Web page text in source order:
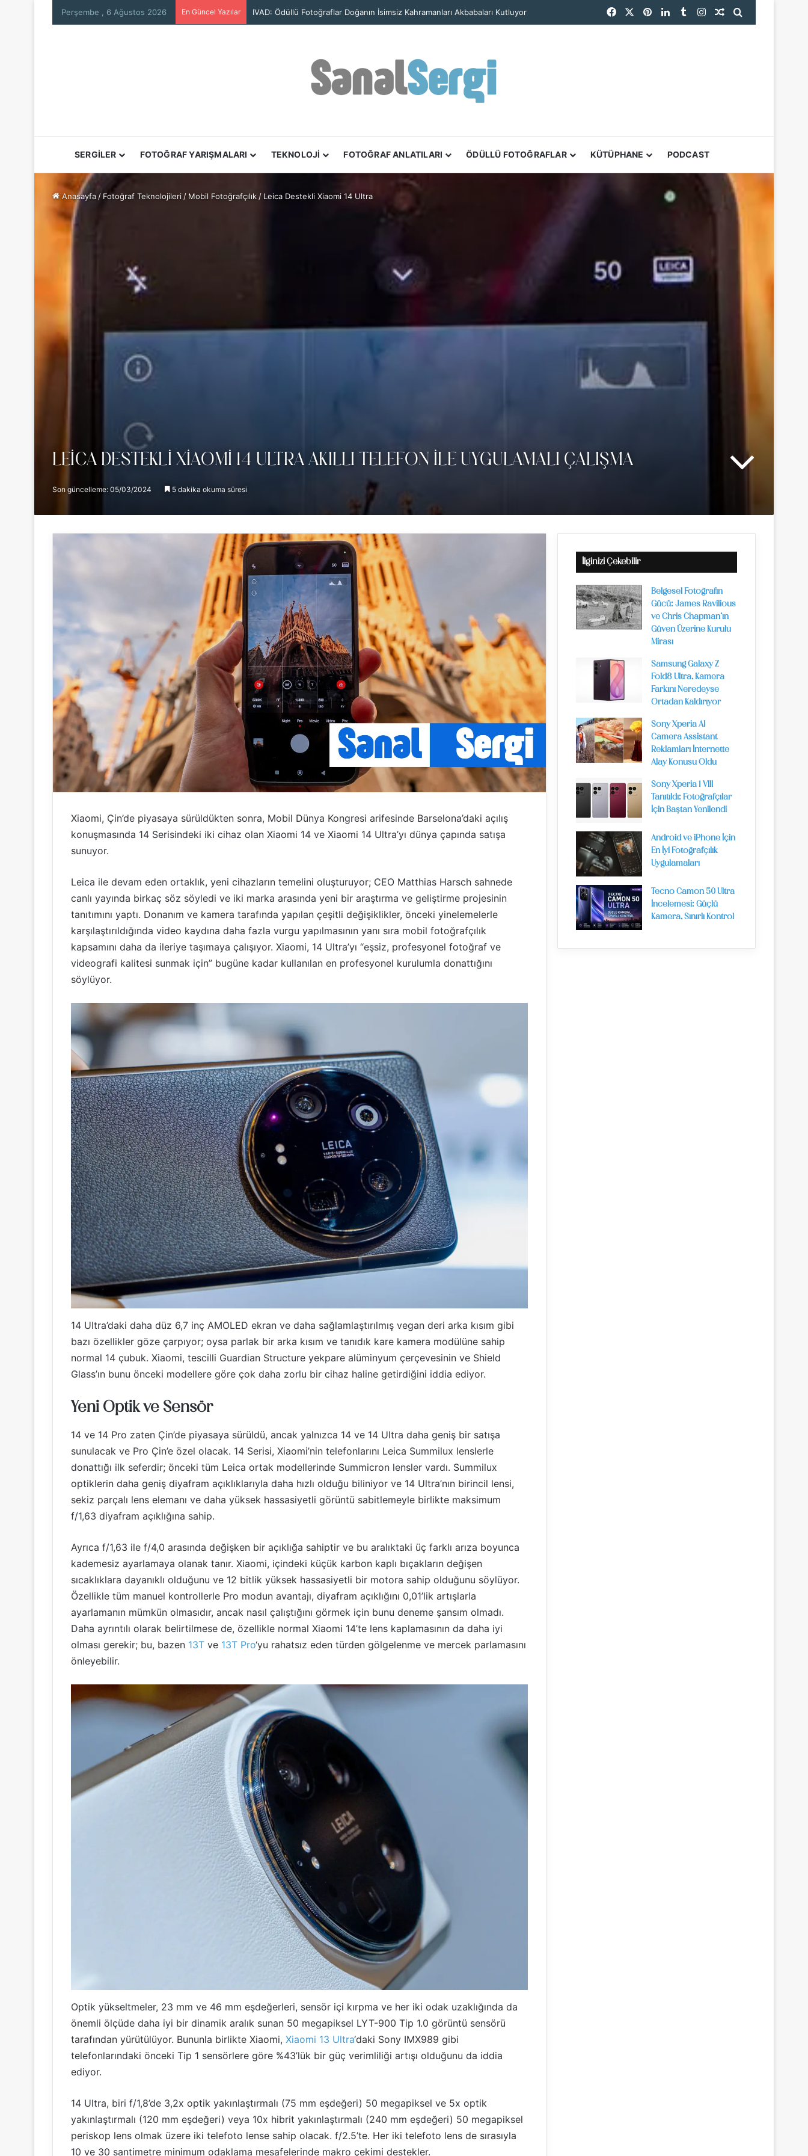
Perşembe , 6 Ağustos 2026 En Güncel Yazılar DJI Osmo Pocket 4P İncelemesi: En İyi Vlog Kamerası Artık Çok Daha Güçlü FacebookPinterestLinkedInTumblrInstagramRastgele Makale
SERGİLER FOTOĞRAF YARIŞMALARI TEKNOLOJİ FOTOĞRAF ANLATILARI ÖDÜLLÜ FOTOĞRAFLAR KÜTÜPHANE PODCAST
Anasayfa / Fotoğraf Teknolojileri / Mobil Fotoğrafçılık / Leica Destekli Xiaomi 14 Ultra
LEICA DESTEKLI XIAOMI 14 ULTRA AKILLI TELEFON ILE UYGULAMALI ÇALIŞMA
Son güncelleme: 05/03/2024 5 dakika okuma süresi
Xiaomi, Çin’de piyasaya sürüldükten sonra, Mobil Dünya Kongresi arifesinde Barselona’daki açılış
konuşmasında 14 Serisindeki iki cihaz olan Xiaomi 14 ve Xiaomi 14 Ultra’yı dünya çapında satışa
sunuyor.
Leica ile devam eden ortaklık, yeni cihazların temelini oluşturuyor; CEO Matthias Harsch sahnede
canlı yayında birkaç söz söyledi ve iki marka arasında yeni bir araştırma ve geliştirme projesinin
tanıtımını yaptı. Donanım ve kamera tarafında yapılan çeşitli değişiklikler, önceki yinelemelerle
karşılaştırıldığında video kaydına daha fazla vurgu yapılmasının yanı sıra mobil fotoğrafçılık
kapsamını daha da ileriye taşımaya çalışıyor. Xiaomi, 14 Ultra’yı “eşsiz, profesyonel fotoğraf ve
videografi kalitesi sunmak için” bugüne kadar kullanılan en profesyonel kurulumla donattığını
söylüyor.
14 Ultra’daki daha düz 6,7 inç AMOLED ekran ve daha sağlamlaştırılmış vegan deri arka kısım gibi
bazı özellikler göze çarpıyor; oysa parlak bir arka kısım ve tanıdık kare kamera modülüne sahip
normal 14 çubuk. Xiaomi, tescilli Guardian Structure yekpare alüminyum çerçevesinin ve Shield
Glass’ın bunu önceki modellere göre çok daha zorlu bir cihaz haline getirdiğini iddia ediyor.
Yeni Optik ve Sensör
14 ve 14 Pro zaten Çin’de piyasaya sürüldü, ancak yalnızca 14 ve 14 Ultra daha geniş bir satışa
sunulacak ve Pro Çin’e özel olacak. 14 Serisi, Xiaomi’nin telefonlarını Leica Summilux lenslerle
donattığı ilk seferdir; önceki tüm Leica ortak modellerinde Summicron lensler vardı. Summilux
optiklerin daha geniş diyafram açıklıklarıyla daha hızlı olduğu biliniyor ve 14 Ultra’nın birincil lensi,
sekiz parçalı lens elemanı ve daha yüksek hassasiyetli görüntü sabitlemeyle birlikte maksimum
f/1,63 diyafram açıklığına sahip.
Ayrıca f/1,63 ile f/4,0 arasında değişken bir açıklığa sahiptir ve bu aralıktaki üç farklı arıza boyunca
kademesiz ayarlamaya olanak tanır. Xiaomi, içindeki küçük karbon kaplı bıçakların değişen
sıcaklıklara dayanıklı olduğunu ve 12 bitlik yüksek hassasiyetli bir motora sahip olduğunu söylüyor.
Özellikle tüm manuel kontrollerle Pro modun avantajı, diyafram açıklığını 0,01’lik artışlarla
ayarlamanın mümkün olmasıdır, ancak nasıl çalıştığını görmek için bunu deneme şansım olmadı.
Daha ayrıntılı olarak belirtilmese de, özellikle normal Xiaomi 14’te lens kaplamasının da daha iyi
olması gerekir; bu, bazen 13T ve 13T Pro‘yu rahatsız eden türden gölgelenme ve mercek parlamasını
önleyebilir.
Optik yükseltmeler, 23 mm ve 46 mm eşdeğerleri, sensör içi kırpma ve her iki odak uzaklığında da
önemli ölçüde daha iyi bir dinamik aralık sunan 50 megapiksel LYT-900 Tip 1.0 görüntü sensörü
tarafından yürütülüyor. Bununla birlikte Xiaomi, Xiaomi 13 Ultra‘daki Sony IMX989 gibi
telefonlarındaki önceki Tip 1 sensörlere göre %43’lük bir güç verimliliği artışı olduğunu da iddia
ediyor.
14 Ultra, biri f/1,8’de 3,2x optik yakınlaştırmalı (75 mm eşdeğeri) 50 megapiksel ve 5x optik
yakınlaştırmalı (120 mm eşdeğeri) veya 10x hibrit yakınlaştırmalı (240 mm eşdeğeri) 50 megapiksel
periskop lens olmak üzere iki telefoto lense sahip olacak. f/2.5’te. Her iki telefoto lens de sırasıyla
10 ve 30 santimetre minimum odaklama mesafelerinde makro çekimi destekler.
İlginizi Çekebilir
Belgesel Fotoğrafın
Gücü: James Ravilious
ve Chris Chapman’ın
Güven Üzerine Kurulu
Mirası
Samsung Galaxy Z
Fold8 Ultra, Kamera
Farkını Neredeyse
Ortadan Kaldırıyor
Sony Xperia AI
Camera Assistant
Reklamları İnternette
Alay Konusu Oldu
Sony Xperia 1 VIII
Tanıtıldı: Fotoğrafçılar
İçin Baştan Yenilendi
Android ve iPhone İçin
En İyi Fotoğrafçılık
Uygulamaları
Tecno Camon 50 Ultra
İncelemesi: Güçlü
Kamera, Sınırlı Kontrol